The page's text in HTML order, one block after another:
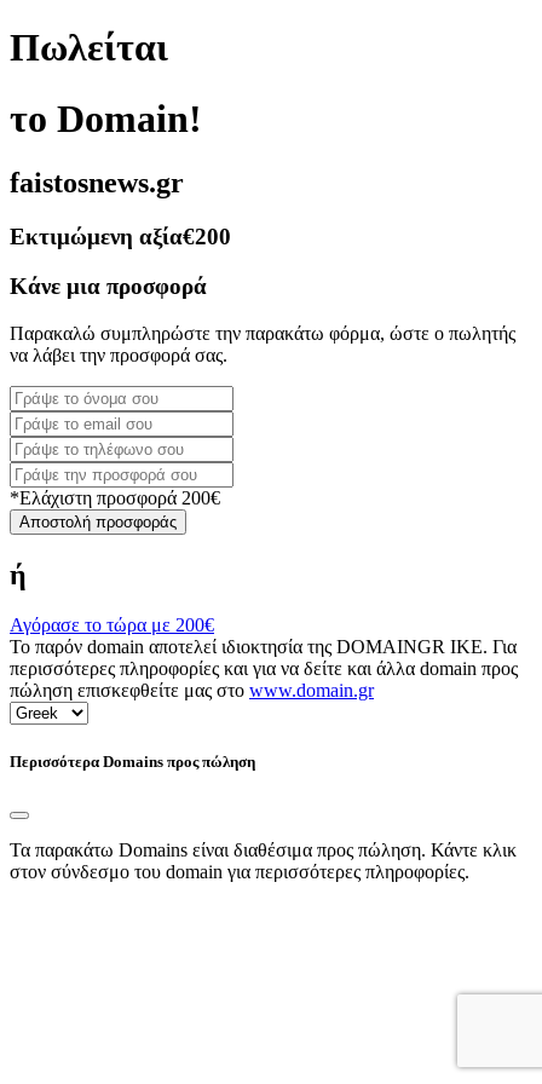
Πωλείται
το Domain!
faistosnews.gr
Εκτιμώμενη αξία€200
Κάνε μια προσφορά
Παρακαλώ συμπληρώστε την παρακάτω φόρμα, ώστε ο πωλητής
να λάβει την προσφορά σας.
*Ελάχιστη προσφορά 200€
Αποστολή προσφοράς
ή
Αγόρασε το τώρα με 200€
Το παρόν domain αποτελεί ιδιοκτησία της DOMAINGR ΙΚΕ. Για
περισσότερες πληροφορίες και για να δείτε και άλλα domain προς
πώληση επισκεφθείτε μας στο www.domain.gr
Περισσότερα Domains προς πώληση
Τα παρακάτω Domains είναι διαθέσιμα προς πώληση. Κάντε κλικ
στον σύνδεσμο του domain για περισσότερες πληροφορίες.